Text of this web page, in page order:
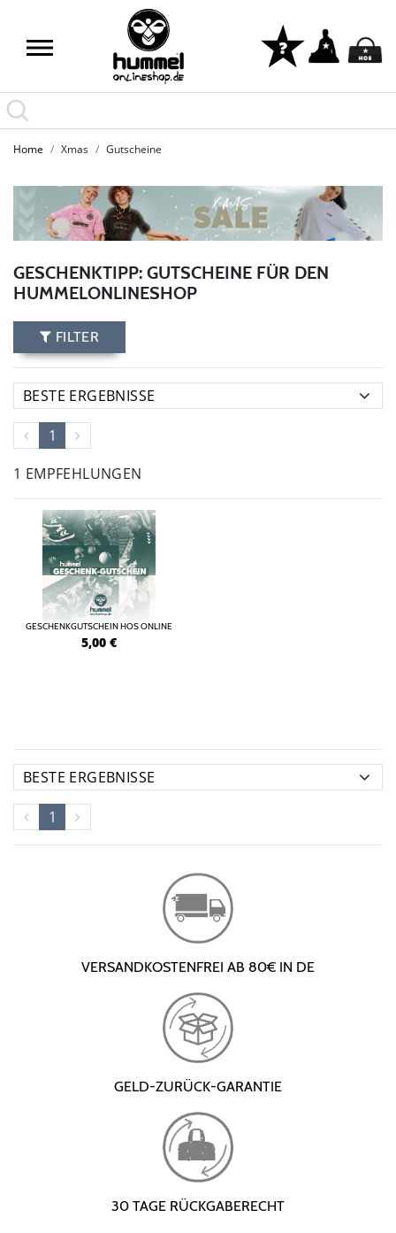
Home Xmas Gutscheine
GESCHENKTIPP: GUTSCHEINE FÜR DEN
HUMMELONLINESHOP
FILTER
1
1 EMPFEHLUNGEN
GESCHENKGUTSCHEIN HOS ONLINE
5,00 €
1
VERSANDKOSTENFREI AB 80€ IN DE
GELD-ZURÜCK-GARANTIE
30 TAGE RÜCKGABERECHT